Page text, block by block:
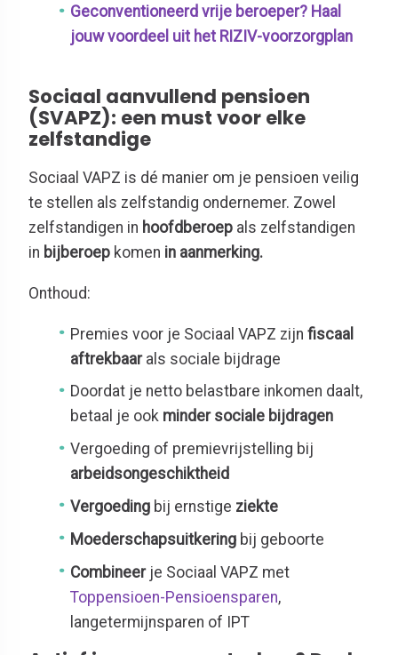
Geconventioneerd vrije beroeper? Haal
jouw voordeel uit het RIZIV-voorzorgplan
Sociaal aanvullend pensioen
(SVAPZ): een must voor elke
zelfstandige
Sociaal VAPZ is dé manier om je pensioen veilig
te stellen als zelfstandig ondernemer. Zowel
zelfstandigen in hoofdberoep als zelfstandigen
in bijberoep komen in aanmerking.
Onthoud:
Premies voor je Sociaal VAPZ zijn fiscaal
aftrekbaarals sociale bijdrage
Doordat je netto belastbare inkomen daalt,
betaal je ook minder sociale bijdragen
Vergoeding of premievrijstelling bij
arbeidsongeschiktheid
Vergoeding bij ernstige ziekte
Moederschapsuitkering bij geboorte
Combineerje Sociaal VAPZ met
Toppensioen-Pensioensparen,
langetermijnsparen of IPT